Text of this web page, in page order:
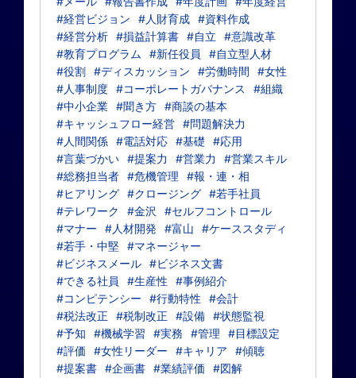
#経営ビジョン
#人財育成 #資料作成
#経営分析 #損益計算書 #自立
#意識改革
#教育プログラム
#新任役員
#自立型人材
#役割 #ディスカッション #労働時間
#女性
#人事制度 #コーポレートガバナンス
#組織
#中小企業 #聞き方 #商談の基本
#キャッシュフロー経営 #問題解決力
#人間関係 #電話対応 #基礎
#応用
#言葉づかい #提案力 #営業力
#営業スキル
#総務担当者 #危機管理
#報・連・相
#ヒアリング #クロージング #若手社員
#テレワーク
#金沢
#セルフコントロール
#マナー
#人材開発 #富山
#ケーススタディ
#若手・中堅 #マネージャー
#ビジネスメール #ビジネス文書
#できる社員
#生産性
#事例紹介
#コンピテンシー
#行動特性
#会計
#税法改正
#税制改正 #設備 #状態監視
#予知
#機械学習 #実務 #管理
#目標設定
#評価
#女性リーダー #キャリア
#傾聴
#提案書 #企画書 #業績評価
#図解